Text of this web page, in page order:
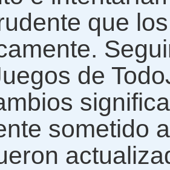
que
de
sometido